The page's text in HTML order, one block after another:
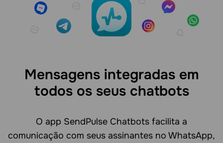
Mensagens integradas em
todos os seus chatbots
O app SendPulse Chatbots facilita a
comunicação com seus assinantes no WhatsApp,